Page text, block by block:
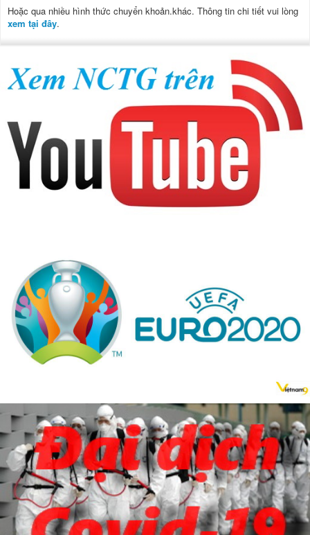
Hoặc qua nhiều hình thức chuyển khoản.khác. Thông tin chi tiết vui lòng
xem tại đây.